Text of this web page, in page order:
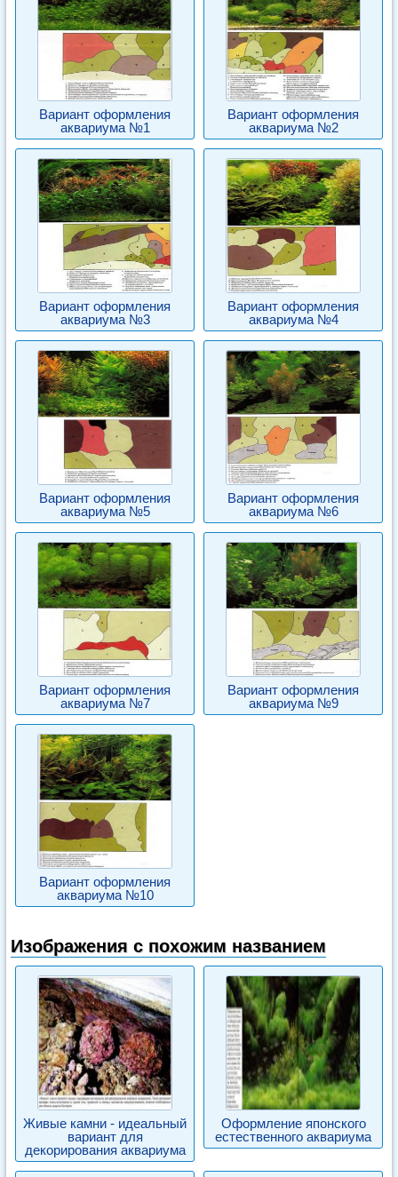
Вариант оформления
аквариума №1
Вариант оформления
аквариума №2
Вариант оформления
аквариума №3
Вариант оформления
аквариума №4
Вариант оформления
аквариума №5
Вариант оформления
аквариума №6
Вариант оформления
аквариума №7
Вариант оформления
аквариума №9
Вариант оформления
аквариума №10
Изображения с похожим названием
Живые камни - идеальный
вариант для
декорирования аквариума
Оформление японского
естественного аквариума